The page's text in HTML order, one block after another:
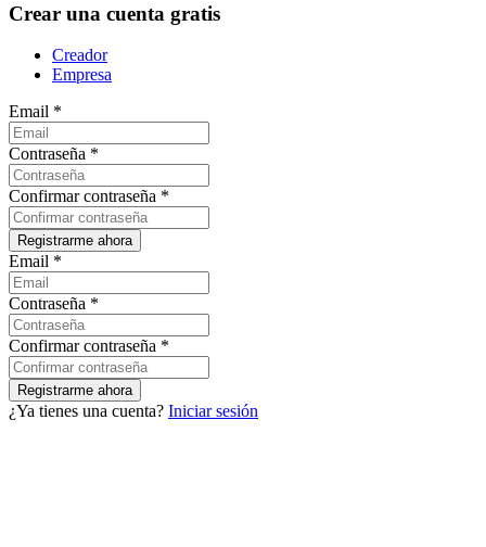
Crear una cuenta gratis
Creador
Empresa
Email *
Contraseña *
Confirmar contraseña *
Email *
Contraseña *
Confirmar contraseña *
¿Ya tienes una cuenta? Iniciar sesión